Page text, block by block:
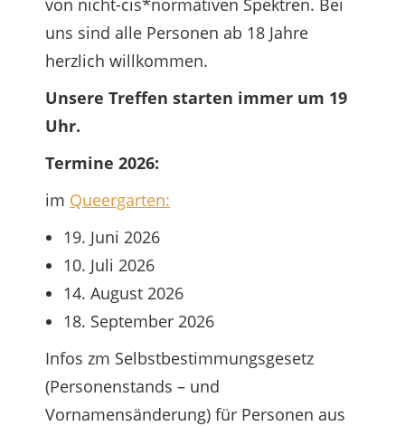
von nicht-cis*normativen Spektren. Bei
uns sind alle Personen ab 18 Jahre
herzlich willkommen.
Unsere Treffen starten immer um 19
Uhr.
Termine 2026:
im Queergarten:
19. Juni 2026
10. Juli 2026
14. August 2026
18. September 2026
Infos zm Selbstbestimmungsgesetz
(Personenstands – und
Vornamensänderung) für Personen aus